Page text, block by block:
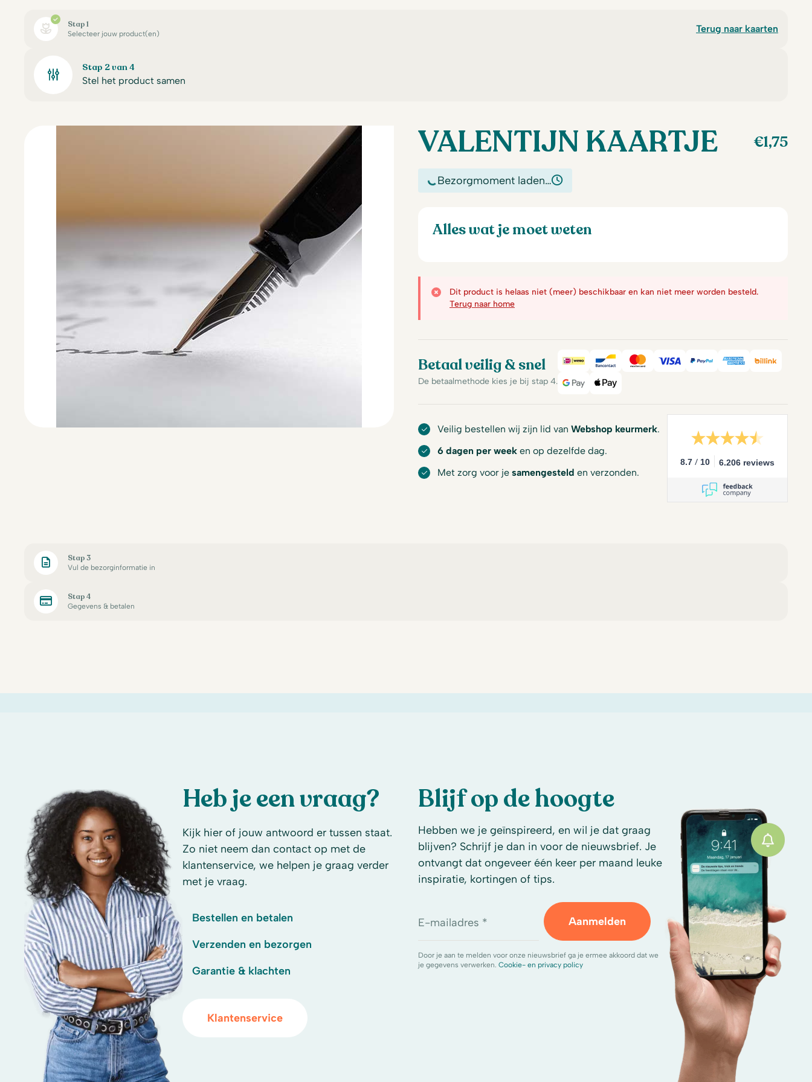
Stap 1
Selecteer jouw product(en) Terug naar kaarten
Stap 2 van 4
Stel het product samen
VALENTIJN KAARTJE €1,75
Bezorgmoment laden…
Alles wat je moet weten
Dit product is helaas niet (meer) beschikbaar en kan niet meer worden besteld.
Terug naar home
Betaal veilig & snel
De betaalmethode kies je bij stap 4.
iDeal BancontactMastercard
Visa PayPalAmerican
Google PayApple Pay
Veilig bestellen wij zijn lid van Webshop keurmerk.
6 dagen per week en op dezelfde dag.
Met zorg voor je samengesteld en verzonden.
8.7 / 10 6.206 reviews
Stap 3
Vul de bezorginformatie in
Stap 4
Gegevens & betalen
Heb je een vraag?
Kijk hier of jouw antwoord er tussen staat.
Zo niet neem dan contact op met de
klantenservice, we helpen je graag verder
met je vraag.
Bestellen en betalen
Verzenden en bezorgen
Garantie & klachten
Klantenservice
Blijf op de hoogte
Hebben we je geïnspireerd, en wil je dat graag
blijven? Schrijf je dan in voor de nieuwsbrief. Je
ontvangt dat ongeveer één keer per maand leuke
inspiratie, kortingen of tips.
E-mailadres * Aanmelden
Door je aan te melden voor onze nieuwsbrief ga je ermee akkoord dat we
je gegevens verwerken. Cookie- en privacy policy